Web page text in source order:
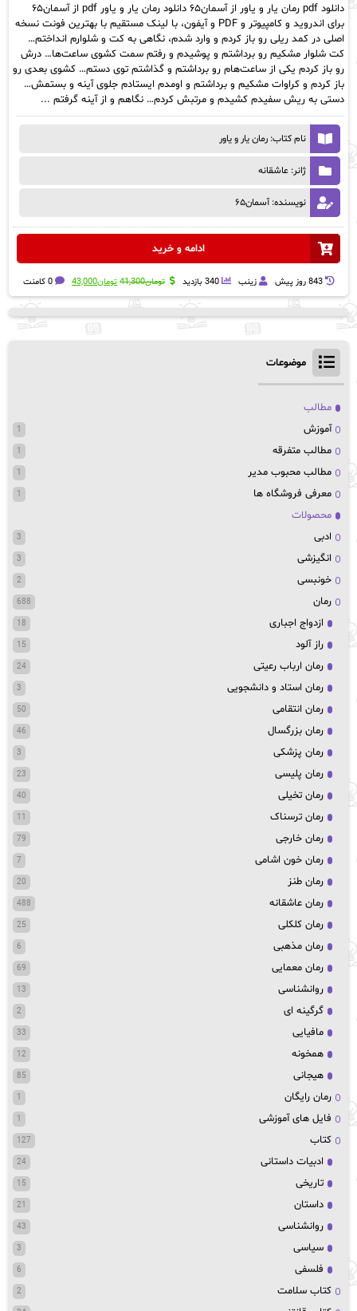
دانلود pdf رمان یار و یاور از آسمان۶۵ دانلود رمان یار و یاور pdf از آسمان۶۵
برای اندروید و کامپیوتر و PDF و آیفون، با لینک مستقیم با بهترین فونت نسخه
اصلی در کمد ریلی رو باز کردم و وارد شدم، نگاهی به کت و شلوارم‌ انداختم…
کت شلوار مشکیم رو برداشتم و پوشیدم و رفتم سمت کشوی ساعت‌ها… درش
رو باز کردم یکی از ساعت‌هام رو برداشتم و گذاشتم توی دستم… کشوی بعدی رو
باز کردم و کراوات مشکیم و برداشتم و اومدم ایستادم جلوی آینه و بستمش…
دستی به ریش سفیدم کشیدم و مرتبش کردم… نگاهم و از آینه گرفتم ...
نام کتاب: رمان یار و یاور
ژانر: عاشقانه
نویسنده: آسمان۶۵
ادامه و خرید
843 روز پيش زینب 340 بازدید تومان41,300 قیمت
تومان43,000قیمت0 کامنت
موضوعات
مطالب
آموزش
1
مطالب متفرقه 1
مطالب محبوب مدیر 1
معرفی فروشگاه ها 1
محصولات
ادبی
3
انگیزشی 3
خونبسی 2
رمان 688
ازدواج اجباری 18
راز آلود 15
رمان ارباب رعیتی 24
رمان استاد و دانشجویی 3
رمان انتقامی 50
رمان بزرگسال 46
رمان پزشکی 3
رمان پلیسی 23
رمان تخیلی 40
رمان ترسناک 11
رمان خارجی 79
رمان خون اشامی 7
رمان طنز 20
رمان عاشقانه 488
رمان کلکلی 25
رمان مذهبی 6
رمان معمایی 69
روانشناسی 13
گرگینه ای 2
مافیایی 33
همخونه 12
هیجانی 85
رمان رایگان 1
فایل های آموزشی 1
کتاب 127
ادبیات داستانی 24
تاریخی 15
داستان 21
روانشناسی 43
سیاسی 3
فلسفی 6
کتاب سلامت 2